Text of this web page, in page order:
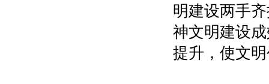
明建设两手
神文明建设
提升，使文